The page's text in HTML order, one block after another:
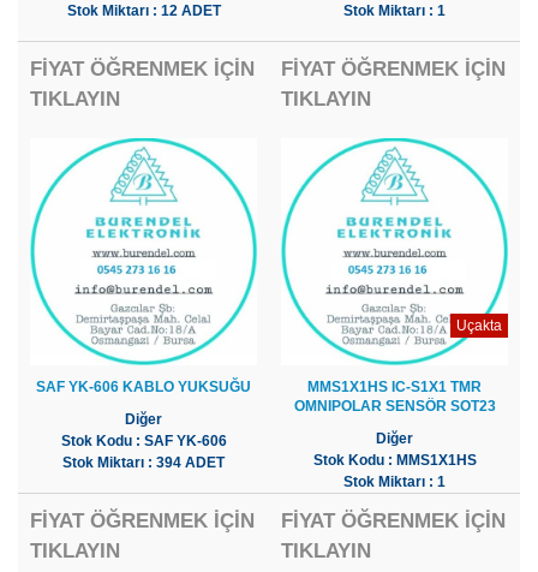
Stok Miktarı : 12 ADET
FİYAT ÖĞRENMEK İÇİN
TIKLAYIN
Stok Miktarı : 1
FİYAT ÖĞRENMEK İÇİN
TIKLAYIN
SAF YK-606 KABLO YUKSUĞU
Diğer
Stok Kodu : SAF YK-606
Stok Miktarı : 394 ADET
FİYAT ÖĞRENMEK İÇİN
TIKLAYIN
Uçakta
MMS1X1HS IC-S1X1 TMR
OMNIPOLAR SENSÖR SOT23
Diğer
Stok Kodu : MMS1X1HS
Stok Miktarı : 1
FİYAT ÖĞRENMEK İÇİN
TIKLAYIN